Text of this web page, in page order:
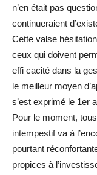
n’en était pas
continueraient
Cette valse
ceux qui doivent
effi cacité dans la
le meilleur moyen
s’est exprimé le 1er
Pour le moment,
intempestif va à
pourtant
propices à